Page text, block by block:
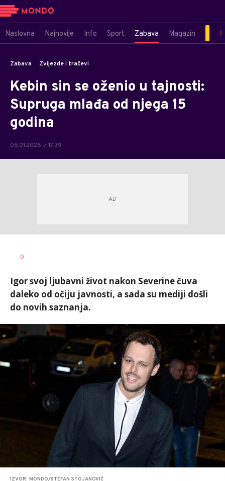
Naslovna Najnovije Info Sport Zabava Magazin
Zabava Zvijezde i tračevi
Kebin sin se oženio u tajnosti:
Supruga mlađa od njega 15
godina
05.01.2025. / 17:39
0
Igor svoj ljubavni život nakon Severine čuva
daleko od očiju javnosti, a sada su mediji došli
do novih saznanja.
IZVOR: MONDO/STEFAN STOJANOVIĆ